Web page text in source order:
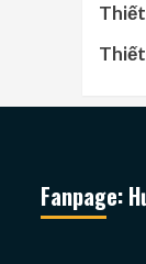
Fanpage: